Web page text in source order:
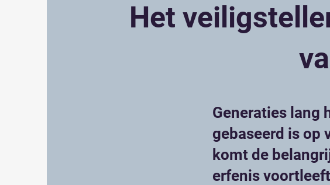
Het
Generaties lang
gebaseerd is op
komt de
erfenis